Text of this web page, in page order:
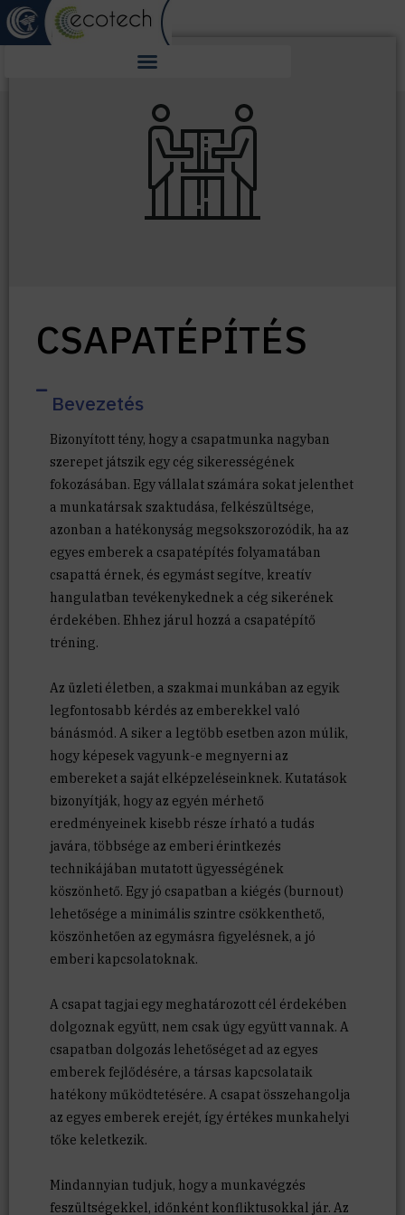
CSAPATÉPÍTÉS
Bevezetés
Bizonyított tény, hogy a csapatmunka nagyban
szerepet játszik egy cég sikerességének
fokozásában. Egy vállalat számára sokat jelenthet
a munkatársak szaktudása, felkészültsége,
azonban a hatékonyság megsokszorozódik, ha az
egyes emberek a csapatépítés folyamatában
csapattá érnek, és egymást segítve, kreatív
hangulatban tevékenykednek a cég sikerének
érdekében. Ehhez járul hozzá a csapatépítő
tréning.
Az üzleti életben, a szakmai munkában az egyik
legfontosabb kérdés az emberekkel való
bánásmód. A siker a legtöbb esetben azon múlik,
hogy képesek vagyunk-e megnyerni az
embereket a saját elképzeléseinknek. Kutatások
bizonyítják, hogy az egyén mérhető
eredményeinek kisebb része írható a tudás
javára, többsége az emberi érintkezés
technikájában mutatott ügyességének
köszönhető. Egy jó csapatban a kiégés (burnout)
lehetősége a minimális szintre csökkenthető,
köszönhetően az egymásra figyelésnek, a jó
emberi kapcsolatoknak.
A csapat tagjai egy meghatározott cél érdekében
dolgoznak együtt, nem csak úgy együtt vannak. A
csapatban dolgozás lehetőséget ad az egyes
emberek fejlődésére, a társas kapcsolataik
hatékony működtetésére. A csapat összehangolja
az egyes emberek erejét, így értékes munkahelyi
tőke keletkezik.
Mindannyian tudjuk, hogy a munkavégzés
feszültségekkel, időnként konfliktusokkal jár. Az